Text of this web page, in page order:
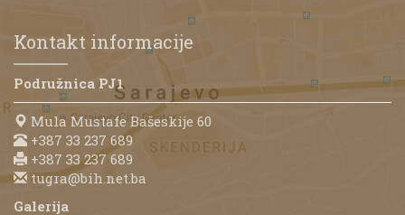
Kontakt informacije
Podružnica PJ1
Mula Mustafe Bašeskije 60
+387 33 237 689
+387 33 237 689
tugra@bih.net.ba
Galerija